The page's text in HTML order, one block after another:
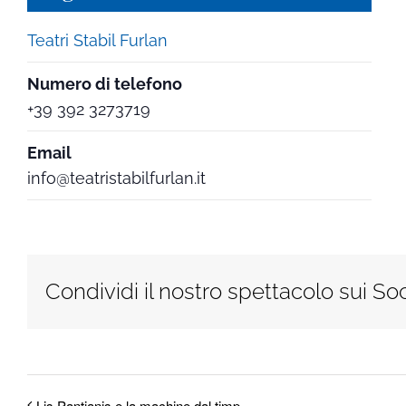
Teatri Stabil Furlan
Numero di telefono
+39 392 3273719
Email
info@teatristabilfurlan.it
Condividi il nostro spettacolo sui